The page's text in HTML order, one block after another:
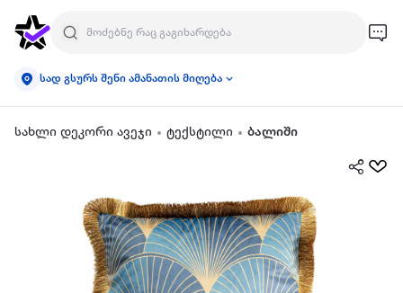
სად გსურს შენი ამანათის მიღება
სახლი დეკორი ავეჯი ტექსტილი ბალიში